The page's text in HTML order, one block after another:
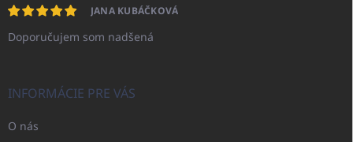
JANA KUBÁČKOVÁ
Doporučujem som nadšená
INFORMÁCIE PRE VÁS
O nás